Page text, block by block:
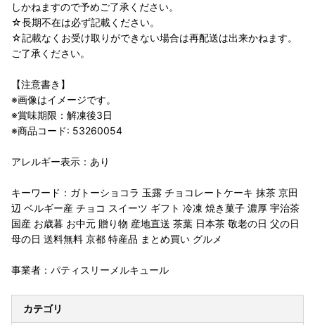
しかねますので予めご了承ください。
☆長期不在は必ず記載ください。
☆記載なくお受け取りができない場合は再配送は出来かねます。
ご了承ください。
【注意書き】
※画像はイメージです。
※賞味期限：解凍後3日
※商品コード: 53260054
アレルギー表示：あり
キーワード：ガトーショコラ 玉露 チョコレートケーキ 抹茶 京田
辺 ベルギー産 チョコ スイーツ ギフト 冷凍 焼き菓子 濃厚 宇治茶
国産 お歳暮 お中元 贈り物 産地直送 茶葉 日本茶 敬老の日 父の日
母の日 送料無料 京都 特産品 まとめ買い グルメ
事業者：パティスリーメルキュール
カテゴリ